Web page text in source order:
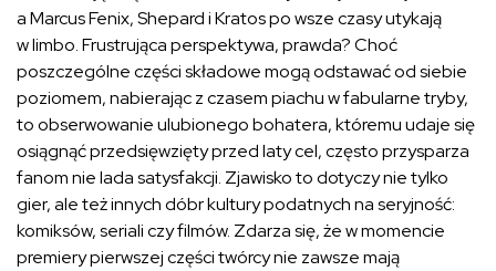
a Marcus Fenix, Shepard i Kratos po wsze czasy utykają
w limbo. Frustrująca perspektywa, prawda? Choć
poszczególne części składowe mogą odstawać od siebie
poziomem, nabierając z czasem piachu w fabularne tryby,
to obserwowanie ulubionego bohatera, któremu udaje się
osiągnąć przedsięwzięty przed laty cel, często przysparza
fanom nie lada satysfakcji. Zjawisko to dotyczy nie tylko
gier, ale też innych dóbr kultury podatnych na seryjność:
komiksów, seriali czy filmów. Zdarza się, że w momencie
premiery pierwszej części twórcy nie zawsze mają